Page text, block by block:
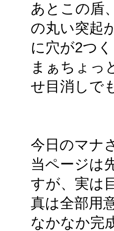
あとこの盾
の丸い突起
に穴が2つ
まぁちょっ
せ目消しで
今日のマナ
当ページは
すが、実は
真は全部用
なかなか完